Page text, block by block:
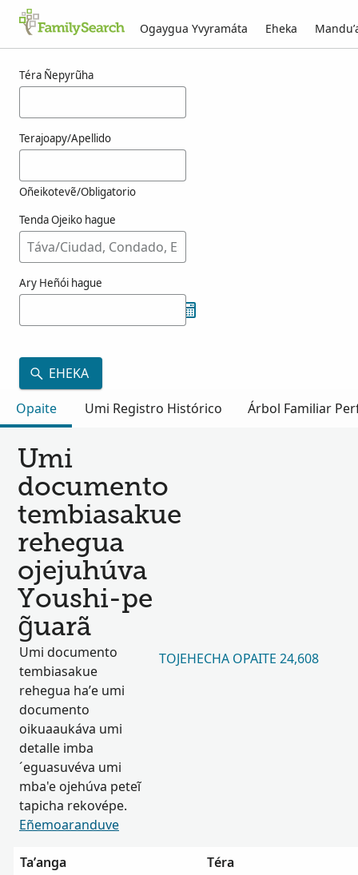
Ogaygua Yvyramáta Eheka
Téra Ñepyrũha
Terajoapy/Apellido
Oñeikotevẽ/Obligatorio
Tenda Ojeiko hague
Ary Heñói hague
EHEKA
Opaite
Umi Registro Histórico Árbol Familiar
Umi
documento
tembiasakue
rehegua
ojejuhúva
Youshi-pe
g̃uarã
Umi documento
tembiasakue
rehegua ha’e umi
documento
oikuaaukáva umi
detalle imba
´eguasuvéva umi
mba'e ojehúva peteĩ
tapicha rekovépe.
Eñemoaranduve
TOJEHECHA OPAITE 24,608
Ta’anga
Téra